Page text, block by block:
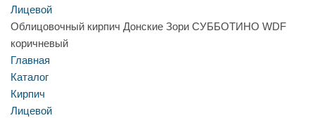
Лицевой
Облицовочный кирпич Донские Зори СУББОТИНО WDF
коричневый
Главная
Каталог
Кирпич
Лицевой